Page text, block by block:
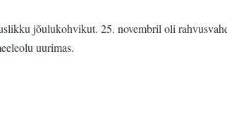
jõulukohvikut. 25. novembril oli
uurimas.